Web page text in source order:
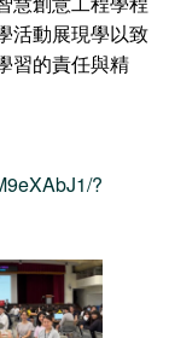
活動展現學以致
習的責任與精
?